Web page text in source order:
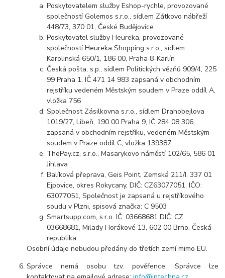
Poskytovatelem služby Eshop-rychle, provozované
společností Golemos s.r.o., sídlem Zátkovo nábřeží
448/73, 370 01, České Budějovice
Poskytovatel služby Heureka, provozované
společností Heureka Shopping s.r.o., sídlem
Karolinská 650/1, 186 00, Praha 8-Karlín
Česká pošta, s.p., sídlem Politických vězňů 909/4, 225
99 Praha 1, IČ 471 14 983 zapsaná v obchodním
rejstříku vedeném Městským soudem v Praze oddíl A,
vložka 756
Společnost Zásilkovna s.r.o., sídlem Drahobejlova
1019/27, Libeň, 190 00 Praha 9, IČ 284 08 306,
zapsaná v obchodním rejstříku, vedeném Městským
soudem v Praze oddíl C, vložka 139387
ThePay.cz, s.r.o., Masarykovo náměstí 102/65, 586 01
Jihlava
Balíková přeprava, Geis Point, Zemská 211/I, 337 01
Ejpovice, okres Rokycany, DIČ: CZ63077051, IČO:
63077051, Společnost je zapsaná u rejstříkového
soudu v Plzni, spisová značka: C 9503
Smartsupp.com, s.r.o. IČ: 03668681 DIČ: CZ
03668681, Milady Horákové 13, 602 00 Brno, Česká
republika
Osobní údaje nebudou předány do třetích zemí mimo EU.
Správce nemá osobu tzv. pověřence. Správce lze